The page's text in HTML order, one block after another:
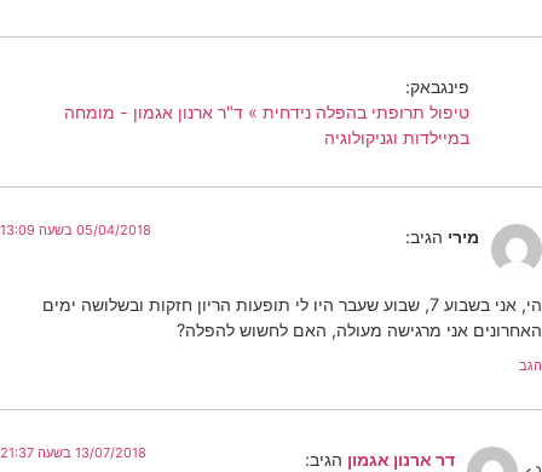
פינגבאק:
טיפול תרופתי בהפלה נידחית » ד"ר ארנון אגמון - מומחה
במיילדות וגניקולוגיה
מירי הגיב: 05/04/2018 בשעה 13:09
הי, אני בשבוע 7, שבוע שעבר היו לי תופעות הריון חזקות ובשלושה ימים
האחרונים אני מרגישה מעולה, האם לחשוש להפלה?
הגב
דר ארנון אגמון הגיב: 13/07/2018 בשעה 21:37